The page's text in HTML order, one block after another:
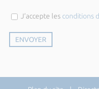
J’accepte les conditions